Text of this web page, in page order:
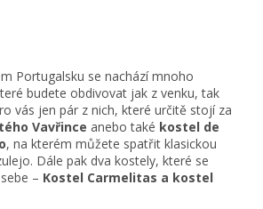
Portugalsku se nachází mnoho
budete obdivovat jak z venku, tak
vás jen pár z nich, které určitě stojí za
Vavřince anebo také kostel de
, na kterém můžete spatřit klasickou
Dále pak dva kostely, které se
– Kostel Carmelitas a kostel